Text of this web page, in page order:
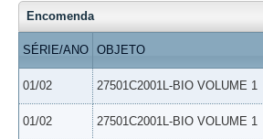
Encomenda
SÉRIE/ANO OBJETO
01/02 27501C2001L-BIO VOLUME 1
01/02 27501C2001L-BIO VOLUME 1